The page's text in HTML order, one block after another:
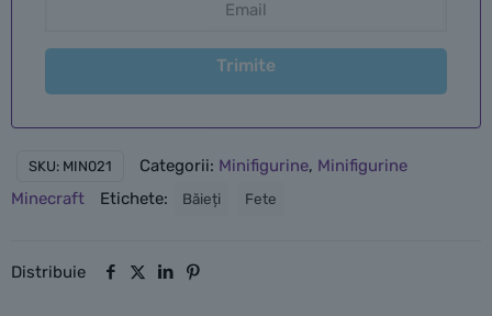
Trimite
SKU: MIN021 Categorii: Minifigurine, Minifigurine
Minecraft
Etichete: Băieți Fete
Distribuie